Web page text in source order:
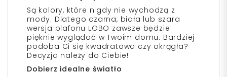
Są kolory, które nigdy nie wychodzą z
mody. Dlatego czarna, biała lub szara
wersja plafonu LOBO zawsze będzie
pięknie wyglądać w Twoim domu. Bardziej
podoba Ci się kwadratowa czy okrągła?
Decyzja należy do Ciebie!
Dobierz idealne światło